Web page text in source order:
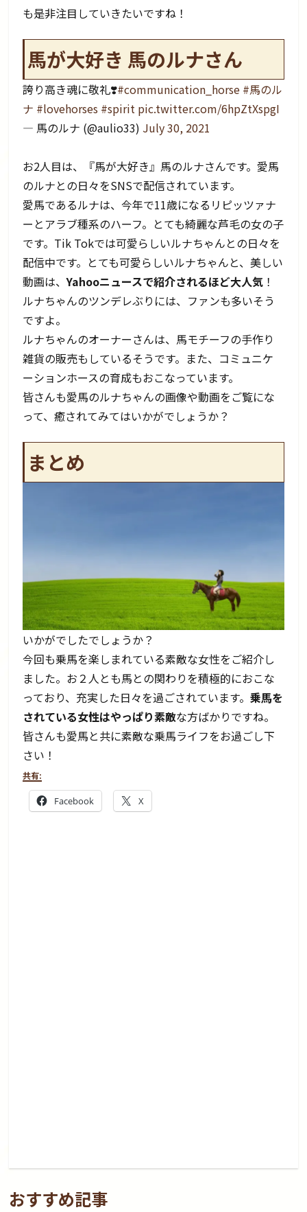
も是非注目していきたいですね！
馬が大好き 馬のルナさん
誇り高き魂に敬礼❣️#communication_horse #馬のル
ナ #lovehorses #spirit pic.twitter.com/6hpZtXspgI
— 馬のルナ (@aulio33) July 30, 2021
お2人目は、『馬が大好き』馬のルナさんです。愛馬
のルナとの日々をSNSで配信されています。
愛馬であるルナは、今年で11歳になるリピッツァナ
ーとアラブ種系のハーフ。とても綺麗な芦毛の女の子
です。Tik Tokでは可愛らしいルナちゃんとの日々を
配信中です。とても可愛らしいルナちゃんと、美しい
動画は、Yahooニュースで紹介されるほど大人気 ！
ルナちゃんのツンデレぶりには、ファンも多いそう
ですよ。
ルナちゃんのオーナーさんは、馬モチーフの手作り
雑貨の販売もしているそうです。また、コミュニケ
ーションホースの育成もおこなっています。
皆さんも愛馬のルナちゃんの画像や動画をご覧にな
って、癒されてみてはいかがでしょうか？
まとめ
いかがでしたでしょうか？
今回も乗馬を楽しまれている素敵な女性をご紹介し
ました。お２人とも馬との関わりを積極的におこな
っており、充実した日々を過ごされています。乗馬を
されている女性はやっぱり素敵な方ばかりですね。
皆さんも愛馬と共に素敵な乗馬ライフをお過ごし下
さい！
共有:
Facebook X
おすすめ記事